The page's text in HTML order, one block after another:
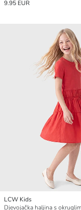
9.95 EUR
LCW Kids